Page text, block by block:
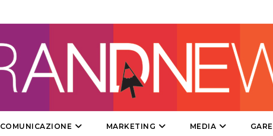
CINEMA
DIGITALE
EDITORIA
COMUNICAZIONE MARKETING MEDIA GARE